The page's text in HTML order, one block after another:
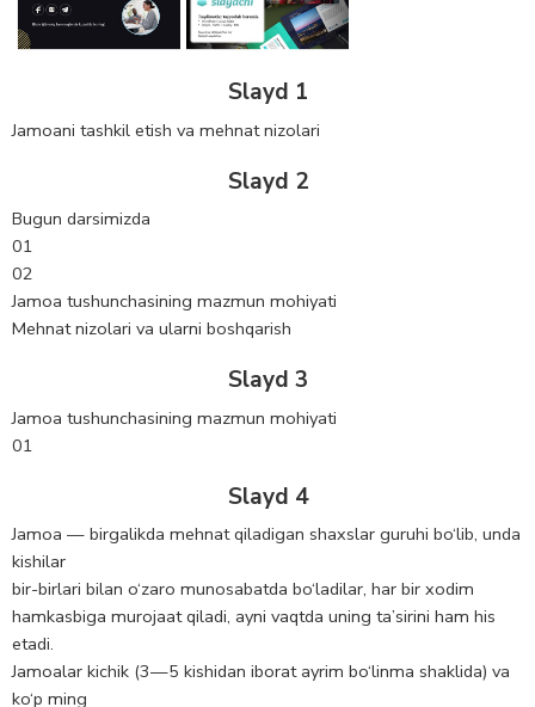
Slayd 1
Jamoani tashkil etish va mehnat nizolari
Slayd 2
Bugun darsimizda
01
02
Jamoa tushunchasining mazmun mohiyati
Mehnat nizolari va ularni boshqarish
Slayd 3
Jamoa tushunchasining mazmun mohiyati
01
Slayd 4
Jamоa — birgalikda mehnat qiladigan shaxslar guruhi bo‘lib, unda
kishilar
bir-birlari bilan o‘zaro munosabatda bo‘ladilar, har bir xodim
hamkasbiga murojaat qiladi, ayni vaqtda uning ta’sirini ham his
etadi.
Jamоalar kichik (3—5 kishidan iborat ayrim bo‘linma shaklida) va
ko‘p ming